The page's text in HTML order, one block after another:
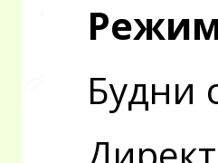
Будни